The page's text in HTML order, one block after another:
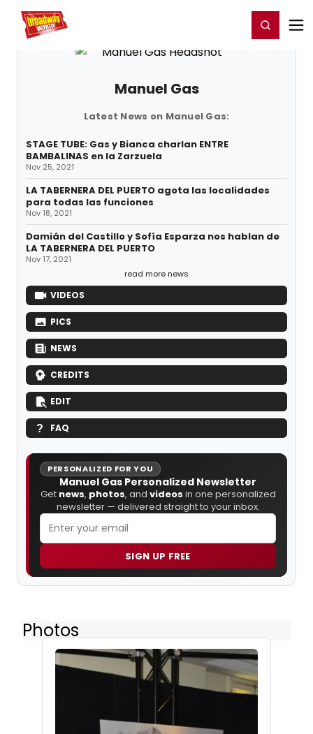
Home For You Register/Login
Manuel Gas
Latest News on Manuel Gas:
STAGE TUBE: Gas y Bianca charlan ENTRE
BAMBALINAS en la Zarzuela
Nov 25, 2021
LA TABERNERA DEL PUERTO agota las localidades
para todas las funciones
Nov 18, 2021
Damián del Castillo y Sofía Esparza nos hablan de
LA TABERNERA DEL PUERTO
Nov 17, 2021
read more news
VIDEOS
PICS
NEWS
CREDITS
EDIT
FAQ
PERSONALIZED FOR YOU
Manuel Gas Personalized Newsletter
Get news, photos, and videos in one personalized
newsletter — delivered straight to your inbox.
SIGN UP FREE
Photos